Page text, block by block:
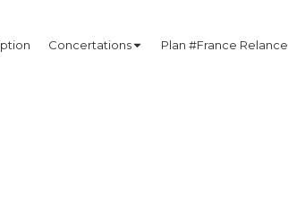
Concertations Plan #France Relance